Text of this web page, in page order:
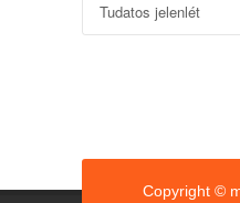
Tudatos jelenlét
Copyright ©